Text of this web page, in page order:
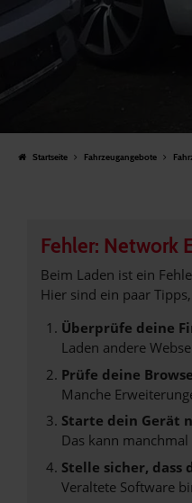
Startseite Fahrzeugangebote
Fehler: Network
Beim Laden ist ein
Hier sind ein paar
Überprüfe deine
Laden andere
Prüfe deine
Manche
Starte dein Gerät
Das kann
Stelle sicher, dass
Veraltete Software